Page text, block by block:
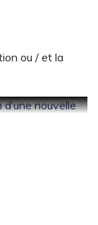
ou / et la